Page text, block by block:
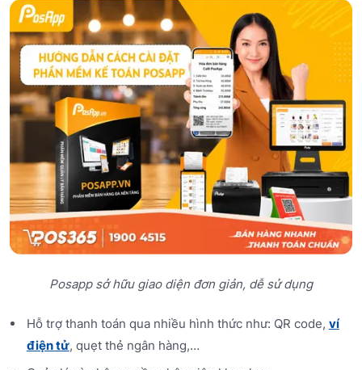
Posapp sở hữu giao diện đơn giản, dễ sử dụng
Hỗ trợ thanh toán qua nhiều hình thức như: QR code, ví
điện tử, quẹt thẻ ngân hàng,…